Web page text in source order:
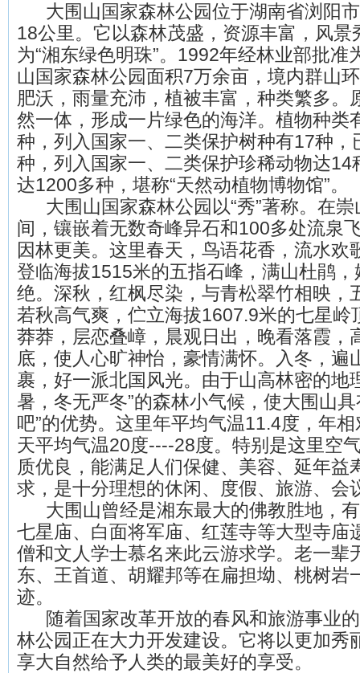
大围山国家森林公园位于湖南省浏阳
18公里。它以森林茂盛，资源丰富，风
为“湘东绿色明珠”。1992年经林业部批准
山国家森林公园面积7万余亩，境内群山
肥沃，雨量充沛，植被丰富，种类繁多。
然一体，形成一片绿色的海洋。植物种类
种，列入国家一、二类保护树种有17种，
种，列入国家一、二类保护珍稀动物达14
达1200多种，堪称“天然动植物博物馆”。
大围山国家森林公园以“秀”著称。在崇
间，镶嵌着无数奇峰异石和100多处流泉
因林更美。这里春天，鸟语花香，流水欢
登临海拔1515米的五指石峰，满山杜鹃
绝。深秋，红枫尽染，与青松翠竹相映，
若秋高气爽，伫立海拔1607.9米的七星岭
莽莽，层恋叠嶂，晨观日出，晚看落霞，
底，使人心旷神怡，豪情满怀。入冬，遍
裹，好一派北国风光。由于山高林密的地
暑，冬无严冬”的森林小气候，使大围山具
吧”的优势。这里年平均气温11.4度，年
天平均气温20度----28度。特别是这里空
质优良，能满足人们保健、美容、延年益
求，是十分理想的休闲、度假、旅游、会
大围山曾经是湘东最大的佛教胜地，
七星庙、白面将军庙、红莲寺等大型寺庙
僧和文人学士慕名来此云游求学。老一辈
东、王首道、胡耀邦等在扁担坳、桃树岩
迹。
随着国家改革开放的春风和旅游事业
林公园正在大力开发建设。它将以更加秀
享大自然给予人类的最美好的享受。